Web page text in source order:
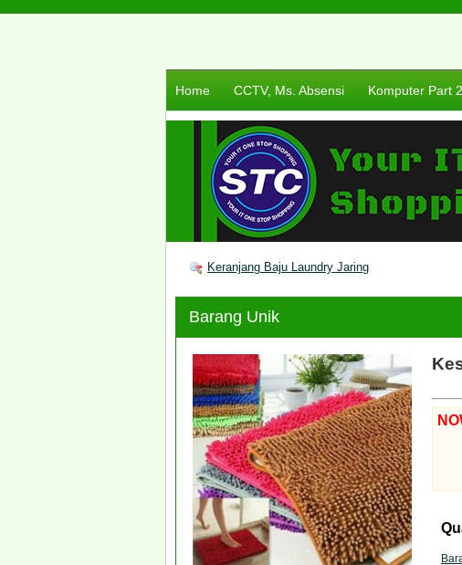
Home CCTV, Ms. Absensi Komputer Part
Keranjang Baju Laundry Jaring
Barang Unik